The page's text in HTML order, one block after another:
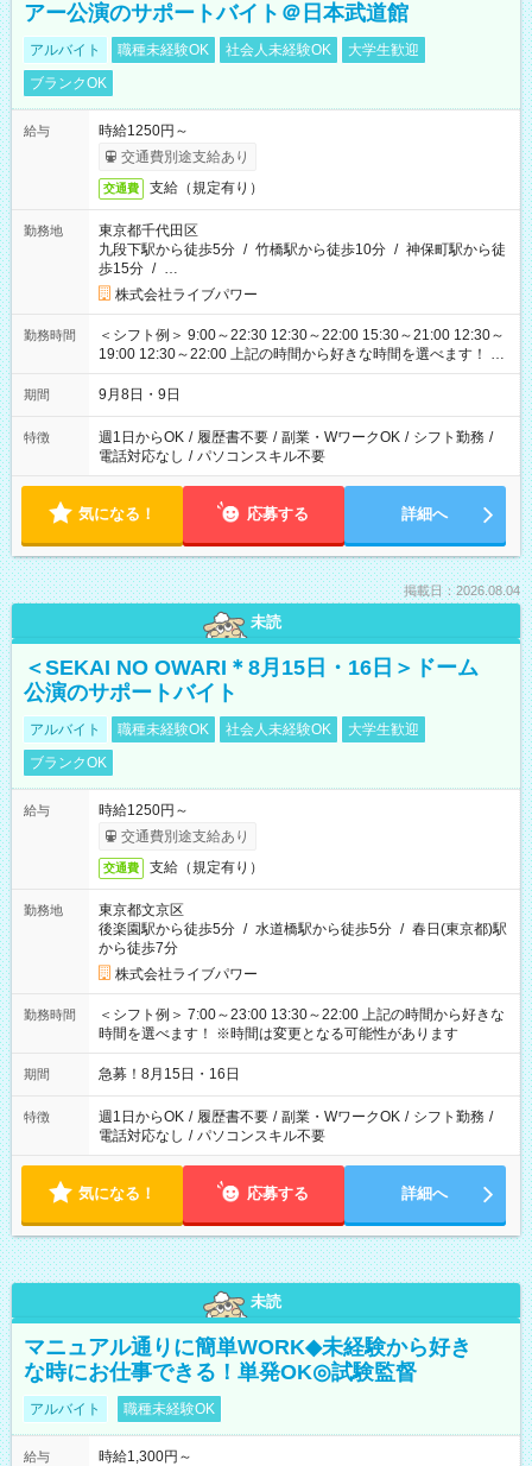
アー公演のサポートバイト＠日本武道館
アルバイト 職種未経験OK 社会人未経験OK
大学生歓迎
ブランクOK
給与
時給1250円～
交通費別途支給あり
交通費 支給（規定有り）
勤務地
東京都千代田区
九段下駅から徒歩5分 / 竹橋駅から徒歩10分 / 神保町駅から徒
歩15分 / …
株式会社ライブパワー
勤務時間
＜シフト例＞ 9:00～22:30 12:30～22:00 15:30～21:00 12:30～
19:00 12:30～22:00 上記の時間から好きな時間を選べます！ ※
時間は変更となる可能性があります
期間 9月8日・9日
特徴 週1日からOK / 履歴書不要 / 副業・WワークOK / シフト勤務 /
電話対応なし / パソコンスキル不要
気になる！ 応募する 詳細へ
掲載日：2026.08.04
未読
＜SEKAI NO OWARI＊8月15日・16日＞ドーム
公演のサポートバイト
アルバイト 職種未経験OK 社会人未経験OK
大学生歓迎
ブランクOK
給与
時給1250円～
交通費別途支給あり
交通費 支給（規定有り）
勤務地
東京都文京区
後楽園駅から徒歩5分 / 水道橋駅から徒歩5分 / 春日(東京都)駅
から徒歩7分
株式会社ライブパワー
勤務時間
＜シフト例＞ 7:00～23:00 13:30～22:00 上記の時間から好きな
時間を選べます！ ※時間は変更となる可能性があります
期間 急募！8月15日・16日
特徴 週1日からOK / 履歴書不要 / 副業・WワークOK / シフト勤務 /
電話対応なし / パソコンスキル不要
気になる！ 応募する 詳細へ
未読
マニュアル通りに簡単WORK◆未経験から好き
な時にお仕事できる！単発OK◎試験監督
アルバイト 職種未経験OK
給与
時給1,300円～